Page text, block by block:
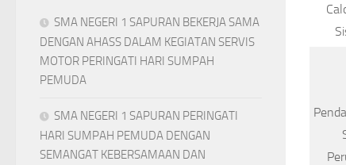
SMA NEGERI 1 SAPURAN BEKERJA SAMA
DENGAN AHASS DALAM KEGIATAN SERVIS
MOTOR PERINGATI HARI SUMPAH
PEMUDA
SMA NEGERI 1 SAPURAN PERINGATI
HARI SUMPAH PEMUDA DENGAN
SEMANGAT KEBERSAMAAN DAN